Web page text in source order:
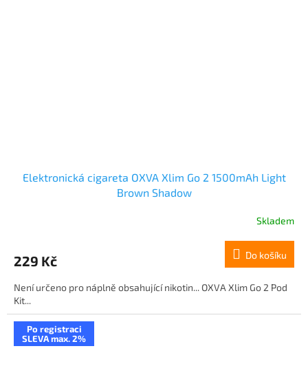
Elektronická cigareta OXVA Xlim Go 2 1500mAh Light
Brown Shadow
Skladem
229 Kč Do košíku
Není určeno pro náplně obsahující nikotin... OXVA Xlim Go 2 Pod
Kit...
Po registraci
SLEVA max. 2%